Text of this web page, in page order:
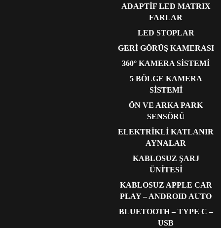
ADAPTİF LED MATRIX
FARLAR
LED STOPLAR
GERİ GÖRÜŞ KAMERASI
360° KAMERA SİSTEMİ
5 BÖLGE KAMERA
SİSTEMİ
ÖN VE ARKA PARK
SENSÖRÜ
ELEKTRİKLİ KATLANIR
AYNALAR
KABLOSUZ ŞARJ
ÜNİTESİ
KABLOSUZ APPLE CAR
PLAY – ANDROID AUTO
BLUETOOTH – TYPE C –
USB